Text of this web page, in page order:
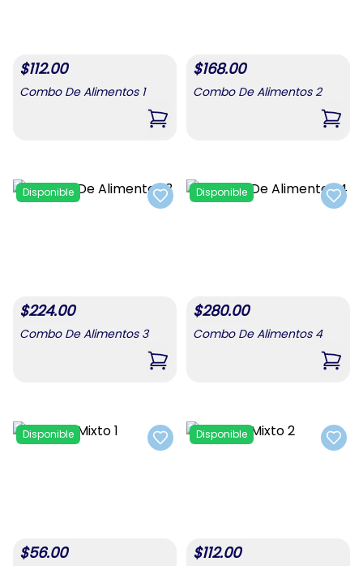
$112.00
Combo De Alimentos 1
,Combo De Alimentos 1
$168.00
Combo De Alimentos 2
,
Add to favorites
Disponible
$224.00
Combo De Alimentos 3
,Combo De Alimentos 3
Add
Disponible
$280.00
Combo De Alimentos 4
,
Add to favorites
Disponible
$56.00
Add
Disponible
$112.00